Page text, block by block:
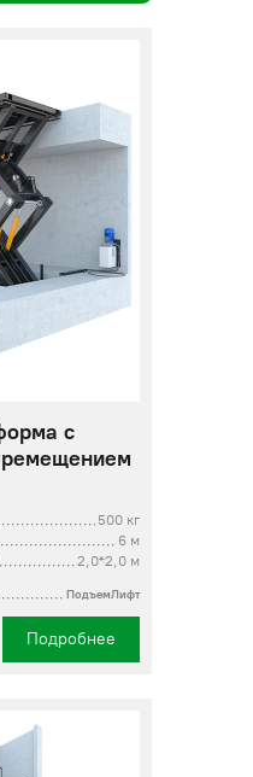
с
500 кг
6 м
2,0*2,0 м
ПодъемЛифт
Подробнее